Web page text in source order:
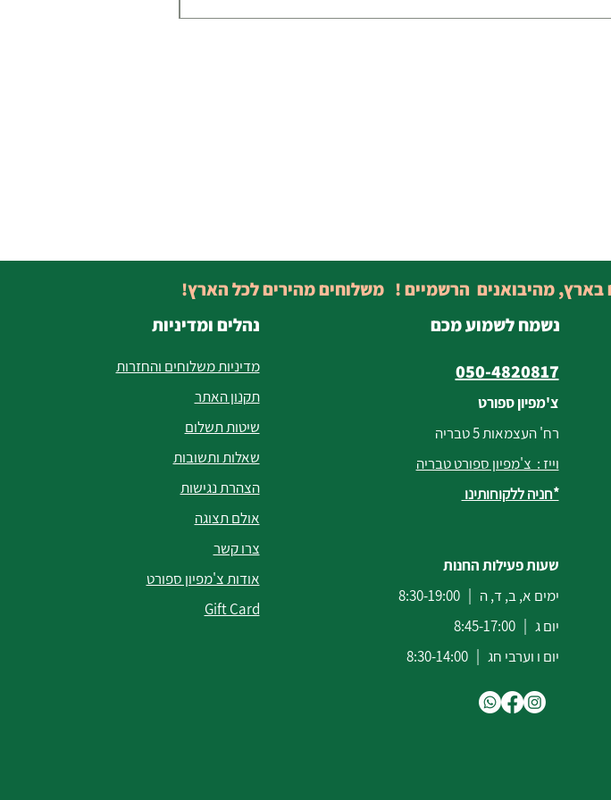
נהלים ומדיניות
מדיניות משלוחים והחזרות
תקנון האתר
שיטות תשלום
שאלות ותשובות
הצהרת נגישות
אולם תצוגה
צרו קשר
אודות צ'מפיון ספורט
Gift Card
נשמח לשמוע מכם
050-4820817
צ'מפיון ספורט
רח' העצמאות 5 טבריה
וייז : צ'מפיון ספורט טבריה
*חניה ללקוחותינו
שעות פעילות החנות
ימים א, ב, ד, ה | 8:30-19:00
יום ג | 8:45-17:00
יום ו וערבי חג | 8:30-14:00
בארץ, מהיבואנים הרשמיים ! משלוחים מהירים לכל הארץ!